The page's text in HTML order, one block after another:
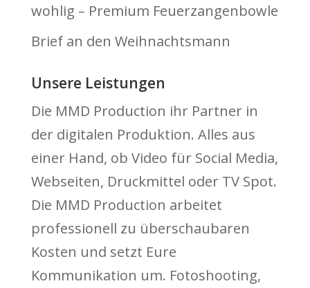
wohlig – Premium Feuerzangenbowle
Brief an den Weihnachtsmann
Unsere Leistungen
Die MMD Production ihr Partner in
der digitalen Produktion. Alles aus
einer Hand, ob Video für Social Media,
Webseiten, Druckmittel oder TV Spot.
Die MMD Production arbeitet
professionell zu überschaubaren
Kosten und setzt Eure
Kommunikation um. Fotoshooting,